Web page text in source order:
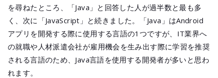
を尋ねたところ、「Java」と回答した人が過半数と最も多
く、次に「JavaScript」と続きました。「Java」はAndroid
アプリを開発する際に使用する言語の1つですが、IT業界へ
の就職や人材派遣会社が雇用機会を生み出す際に学習を推奨
される言語のため、Java言語を使用する開発者が多いと思わ
れます。